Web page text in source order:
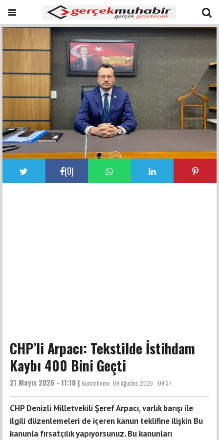
(0)
CHP’li Arpacı: Tekstilde İstihdam
Kaybı 400 Bini Geçti
21 Mayıs 2026 - 11:10 | Güncelleme: 09 Ağustos 2026 - 09:37
CHP Denizli Milletvekili Şeref Arpacı, varlık barışı ile
ilgili düzenlemeleri de içeren kanun teklifine ilişkin Bu
kanunla fırsatçılık yapıyorsunuz. Bu kanunları